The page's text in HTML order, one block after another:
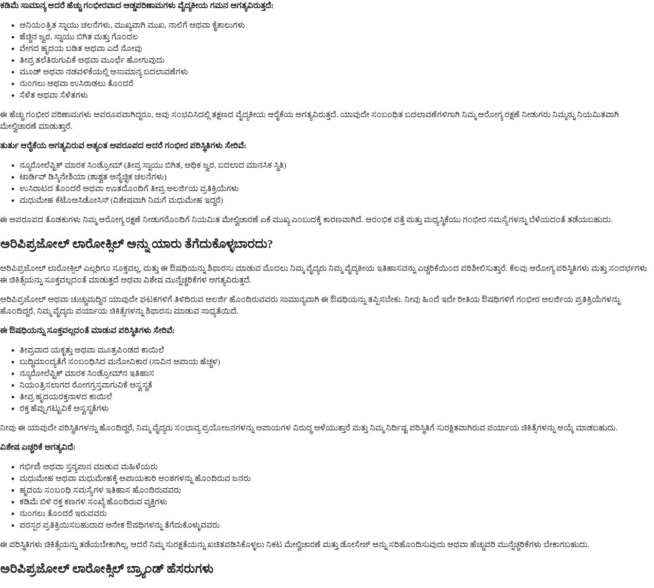
ಕಡಿಮೆ ಸಾಮಾನ್ಯ ಆದರೆ ಹೆಚ್ಚು ಗಂಭೀರವಾದ ಅಡ್ಡಪರಿಣಾಮಗಳು ವೈದ್ಯಕೀಯ ಗಮನ ಅಗತ್ಯವಿರುತ್ತದೆ:
ಅನಿಯಂತ್ರಿತ ಸ್ನಾಯು ಚಲನೆಗಳು, ಮುಖ್ಯವಾಗಿ ಮುಖ, ನಾಲಿಗೆ ಅಥವಾ ಕೈಕಾಲುಗಳು
ಹೆಚ್ಚಿನ ಜ್ವರ, ಸ್ನಾಯು ಬಿಗಿತ ಮತ್ತು ಗೊಂದಲ
ವೇಗದ ಹೃದಯ ಬಡಿತ ಅಥವಾ ಎದೆ ನೋವು
ತೀವ್ರ ತಲೆತಿರುಗುವಿಕೆ ಅಥವಾ ಮೂರ್ಛೆ ಹೋಗುವುದು
ಮೂಡ್ ಅಥವಾ ನಡವಳಿಕೆಯಲ್ಲಿ ಅಸಾಮಾನ್ಯ ಬದಲಾವಣೆಗಳು
ನುಂಗಲು ಅಥವಾ ಉಸಿರಾಡಲು ತೊಂದರೆ
ಸೆಳೆತ ಅಥವಾ ಸೆಳೆತಗಳು
ಈ ಹೆಚ್ಚು ಗಂಭೀರ ಪರಿಣಾಮಗಳು ಅಪರೂಪವಾಗಿದ್ದರೂ, ಅವು ಸಂಭವಿಸಿದಲ್ಲಿ ತಕ್ಷಣದ ವೈದ್ಯಕೀಯ ಆರೈಕೆಯ ಅಗತ್ಯವಿರುತ್ತದೆ. ಯಾವುದೇ ಸಂಬಂಧಿತ ಬದಲಾವಣೆಗಳಿಗಾಗಿ ನಿಮ್ಮ ಆರೋಗ್ಯ ರಕ್ಷಣೆ ನೀಡುಗರು ನಿಮ್ಮನ್ನು ನಿಯಮಿತವಾಗಿ
ಮೇಲ್ವಿಚಾರಣೆ ಮಾಡುತ್ತಾರೆ.
ತುರ್ತು ಆರೈಕೆಯ ಅಗತ್ಯವಿರುವ ಅತ್ಯಂತ ಅಪರೂಪದ ಆದರೆ ಗಂಭೀರ ಪರಿಸ್ಥಿತಿಗಳು ಸೇರಿವೆ:
ನ್ಯೂರೋಲೆಪ್ಟಿಕ್ ಮಾರಕ ಸಿಂಡ್ರೋಮ್ (ತೀವ್ರ ಸ್ನಾಯು ಬಿಗಿತ, ಅಧಿಕ ಜ್ವರ, ಬದಲಾದ ಮಾನಸಿಕ ಸ್ಥಿತಿ)
ಟಾರ್ಡಿವ್ ಡಿಸ್ಕಿನೇಶಿಯಾ (ಶಾಶ್ವತ ಅನೈಚ್ಛಿಕ ಚಲನೆಗಳು)
ಉಸಿರಾಟದ ತೊಂದರೆ ಅಥವಾ ಊತದೊಂದಿಗೆ ತೀವ್ರ ಅಲರ್ಜಿಯ ಪ್ರತಿಕ್ರಿಯೆಗಳು
ಮಧುಮೇಹ ಕೆಟೊಅಸಿಡೋಸಿಸ್ (ವಿಶೇಷವಾಗಿ ನಿಮಗೆ ಮಧುಮೇಹ ಇದ್ದರೆ)
ಈ ಅಪರೂಪದ ತೊಡಕುಗಳು ನಿಮ್ಮ ಆರೋಗ್ಯ ರಕ್ಷಣೆ ನೀಡುಗರೊಂದಿಗೆ ನಿಯಮಿತ ಮೇಲ್ವಿಚಾರಣೆ ಏಕೆ ಮುಖ್ಯ ಎಂಬುದಕ್ಕೆ ಕಾರಣವಾಗಿದೆ. ಆರಂಭಿಕ ಪತ್ತೆ ಮತ್ತು ಮಧ್ಯಸ್ಥಿಕೆಯು ಗಂಭೀರ ಸಮಸ್ಯೆಗಳನ್ನು ಬೆಳೆಯದಂತೆ ತಡೆಯಬಹುದು.
ಅರಿಪಿಪ್ರಜೋಲ್ ಲಾರೋಕ್ಸಿಲ್ ಅನ್ನು ಯಾರು ತೆಗೆದುಕೊಳ್ಳಬಾರದು?
ಅರಿಪಿಪ್ರಜೋಲ್ ಲಾರೋಕ್ಸಿಲ್ ಎಲ್ಲರಿಗೂ ಸೂಕ್ತವಲ್ಲ, ಮತ್ತು ಈ ಔಷಧಿಯನ್ನು ಶಿಫಾರಸು ಮಾಡುವ ಮೊದಲು ನಿಮ್ಮ ವೈದ್ಯರು ನಿಮ್ಮ ವೈದ್ಯಕೀಯ ಇತಿಹಾಸವನ್ನು ಎಚ್ಚರಿಕೆಯಿಂದ ಪರಿಶೀಲಿಸುತ್ತಾರೆ. ಕೆಲವು ಆರೋಗ್ಯ ಪರಿಸ್ಥಿತಿಗಳು ಮತ್ತು ಸಂದರ್ಭಗಳು
ಈ ಚಿಕಿತ್ಸೆಯನ್ನು ಸೂಕ್ತವಲ್ಲದಂತೆ ಮಾಡುತ್ತದೆ ಅಥವಾ ವಿಶೇಷ ಮುನ್ನೆಚ್ಚರಿಕೆಗಳ ಅಗತ್ಯವಿರುತ್ತದೆ.
ಅರಿಪಿಪ್ರಜೋಲ್ ಅಥವಾ ಚುಚ್ಚುಮದ್ದಿನ ಯಾವುದೇ ಘಟಕಗಳಿಗೆ ತಿಳಿದಿರುವ ಅಲರ್ಜಿ ಹೊಂದಿರುವವರು ಸಾಮಾನ್ಯವಾಗಿ ಈ ಔಷಧಿಯನ್ನು ತಪ್ಪಿಸಬೇಕು. ನೀವು ಹಿಂದೆ ಇದೇ ರೀತಿಯ ಔಷಧಿಗಳಿಗೆ ಗಂಭೀರ ಅಲರ್ಜಿಯ ಪ್ರತಿಕ್ರಿಯೆಗಳನ್ನು
ಹೊಂದಿದ್ದರೆ, ನಿಮ್ಮ ವೈದ್ಯರು ಪರ್ಯಾಯ ಚಿಕಿತ್ಸೆಗಳನ್ನು ಶಿಫಾರಸು ಮಾಡುವ ಸಾಧ್ಯತೆಯಿದೆ.
ಈ ಔಷಧಿಯನ್ನು ಸೂಕ್ತವಲ್ಲದಂತೆ ಮಾಡುವ ಪರಿಸ್ಥಿತಿಗಳು ಸೇರಿವೆ:
ತೀವ್ರವಾದ ಯಕೃತ್ತು ಅಥವಾ ಮೂತ್ರಪಿಂಡದ ಕಾಯಿಲೆ
ಬುದ್ಧಿಮಾಂದ್ಯತೆಗೆ ಸಂಬಂಧಿಸಿದ ಮನೋವಿಕಾರ (ಸಾವಿನ ಅಪಾಯ ಹೆಚ್ಚಳ)
ನ್ಯೂರೋಲೆಪ್ಟಿಕ್ ಮಾರಕ ಸಿಂಡ್ರೋಮ್‌ನ ಇತಿಹಾಸ
ನಿಯಂತ್ರಿಸಲಾಗದ ರೋಗಗ್ರಸ್ತವಾಗುವಿಕೆ ಅಸ್ವಸ್ಥತೆ
ತೀವ್ರ ಹೃದಯರಕ್ತನಾಳದ ಕಾಯಿಲೆ
ರಕ್ತ ಹೆಪ್ಪುಗಟ್ಟುವಿಕೆ ಅಸ್ವಸ್ಥತೆಗಳು
ನೀವು ಈ ಯಾವುದೇ ಪರಿಸ್ಥಿತಿಗಳನ್ನು ಹೊಂದಿದ್ದರೆ, ನಿಮ್ಮ ವೈದ್ಯರು ಸಂಭಾವ್ಯ ಪ್ರಯೋಜನಗಳನ್ನು ಅಪಾಯಗಳ ವಿರುದ್ಧ ಅಳೆಯುತ್ತಾರೆ ಮತ್ತು ನಿಮ್ಮ ನಿರ್ದಿಷ್ಟ ಪರಿಸ್ಥಿತಿಗೆ ಸುರಕ್ಷಿತವಾಗಿರುವ ಪರ್ಯಾಯ ಚಿಕಿತ್ಸೆಗಳನ್ನು ಆಯ್ಕೆ ಮಾಡಬಹುದು.
ವಿಶೇಷ ಎಚ್ಚರಿಕೆ ಅಗತ್ಯವಿದೆ:
ಗರ್ಭಿಣಿ ಅಥವಾ ಸ್ತನ್ಯಪಾನ ಮಾಡುವ ಮಹಿಳೆಯರು
ಮಧುಮೇಹ ಅಥವಾ ಮಧುಮೇಹಕ್ಕೆ ಅಪಾಯಕಾರಿ ಅಂಶಗಳನ್ನು ಹೊಂದಿರುವ ಜನರು
ಹೃದಯ ಸಂಬಂಧಿ ಸಮಸ್ಯೆಗಳ ಇತಿಹಾಸ ಹೊಂದಿರುವವರು
ಕಡಿಮೆ ಬಿಳಿ ರಕ್ತ ಕಣಗಳ ಸಂಖ್ಯೆ ಹೊಂದಿರುವ ವ್ಯಕ್ತಿಗಳು
ನುಂಗಲು ತೊಂದರೆ ಇರುವವರು
ಪರಸ್ಪರ ಪ್ರತಿಕ್ರಿಯಿಸಬಹುದಾದ ಅನೇಕ ಔಷಧಿಗಳನ್ನು ತೆಗೆದುಕೊಳ್ಳುವವರು
ಈ ಪರಿಸ್ಥಿತಿಗಳು ಚಿಕಿತ್ಸೆಯನ್ನು ತಡೆಯಬೇಕಾಗಿಲ್ಲ, ಆದರೆ ನಿಮ್ಮ ಸುರಕ್ಷತೆಯನ್ನು ಖಚಿತಪಡಿಸಿಕೊಳ್ಳಲು ನಿಕಟ ಮೇಲ್ವಿಚಾರಣೆ ಮತ್ತು ಡೋಸೇಜ್ ಅನ್ನು ಸರಿಹೊಂದಿಸುವುದು ಅಥವಾ ಹೆಚ್ಚುವರಿ ಮುನ್ನೆಚ್ಚರಿಕೆಗಳು ಬೇಕಾಗಬಹುದು.
ಅರಿಪಿಪ್ರಜೋಲ್ ಲಾರೋಕ್ಸಿಲ್ ಬ್ರ್ಯಾಂಡ್ ಹೆಸರುಗಳು